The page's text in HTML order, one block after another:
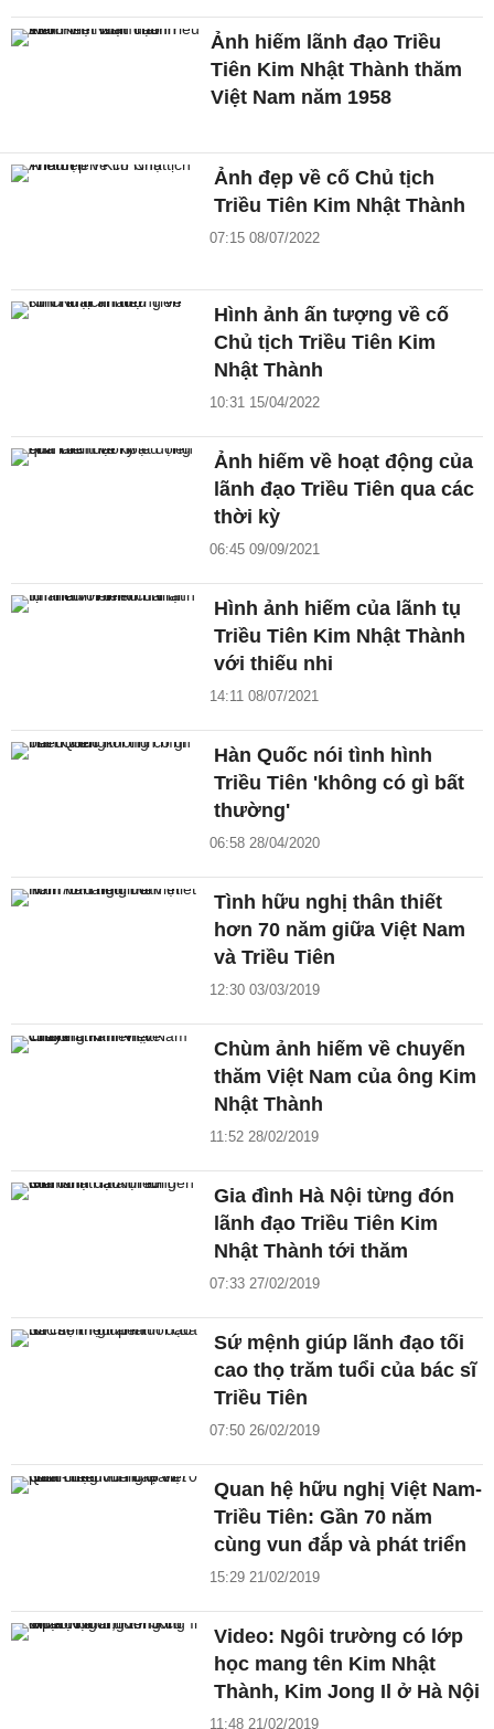
Ảnh hiếm lãnh đạo Triều
Tiên Kim Nhật Thành thăm
Việt Nam năm 1958
Ảnh đẹp về cố Chủ tịch
Triều Tiên Kim Nhật Thành
07:15 08/07/2022
Hình ảnh ấn tượng về cố
Chủ tịch Triều Tiên Kim
Nhật Thành
10:31 15/04/2022
Ảnh hiếm về hoạt động của
lãnh đạo Triều Tiên qua các
thời kỳ
06:45 09/09/2021
Hình ảnh hiếm của lãnh tụ
Triều Tiên Kim Nhật Thành
với thiếu nhi
14:11 08/07/2021
Hàn Quốc nói tình hình
Triều Tiên 'không có gì bất
thường'
06:58 28/04/2020
Tình hữu nghị thân thiết
hơn 70 năm giữa Việt Nam
và Triều Tiên
12:30 03/03/2019
Chùm ảnh hiếm về chuyến
thăm Việt Nam của ông Kim
Nhật Thành
11:52 28/02/2019
Gia đình Hà Nội từng đón
lãnh đạo Triều Tiên Kim
Nhật Thành tới thăm
07:33 27/02/2019
Sứ mệnh giúp lãnh đạo tối
cao thọ trăm tuổi của bác sĩ
Triều Tiên
07:50 26/02/2019
Quan hệ hữu nghị Việt Nam-
Triều Tiên: Gần 70 năm
cùng vun đắp và phát triển
15:29 21/02/2019
Video: Ngôi trường có lớp
học mang tên Kim Nhật
Thành, Kim Jong Il ở Hà Nội
11:48 21/02/2019